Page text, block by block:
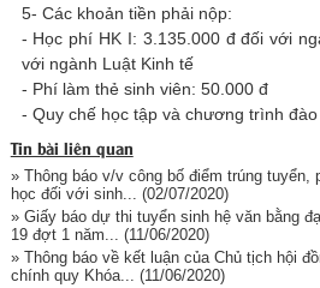
5- Các khoản tiền phải nộp:
- Học phí HK I: 3.135.000 đ đối với
với ngành Luật Kinh tế
- Phí làm thẻ sinh viên: 50.000 đ
- Quy chế học tập và chương trình
Tin bài liên quan
» Thông báo v/v công bố điểm trúng tuyển,
học đối với sinh...
(02/07/2020)
» Giấy báo dự thi tuyển sinh hệ văn bằng
19 đợt 1 năm... (11/06/2020)
» Thông báo về kết luận của Chủ tịch hội
chính quy Khóa... (11/06/2020)